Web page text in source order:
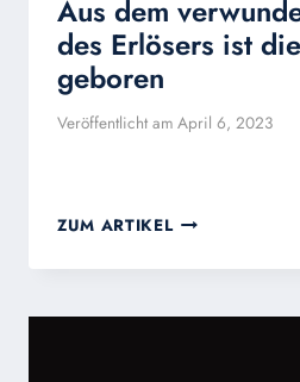
Aus dem
des Erlösers ist
geboren
Veröffentlicht am April 6, 2023
ZUM ARTIKEL AUS
DES